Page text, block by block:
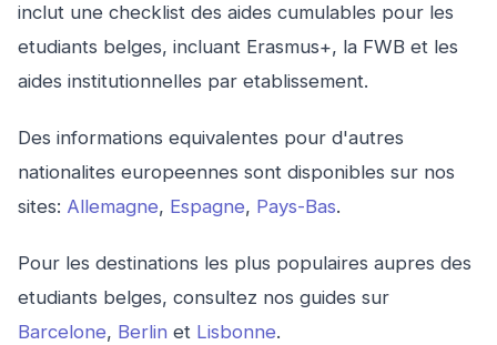
inclut une checklist des aides cumulables pour les
etudiants belges, incluant Erasmus+, la FWB et les
aides institutionnelles par etablissement.
Des informations equivalentes pour d'autres
nationalites europeennes sont disponibles sur nos
sites: Allemagne, Espagne, Pays-Bas.
Pour les destinations les plus populaires aupres des
etudiants belges, consultez nos guides sur
Barcelone, Berlin et Lisbonne.